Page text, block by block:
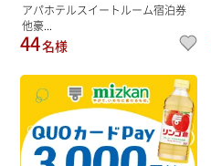
アパホテルスイートルーム宿泊券
他豪...
44名様